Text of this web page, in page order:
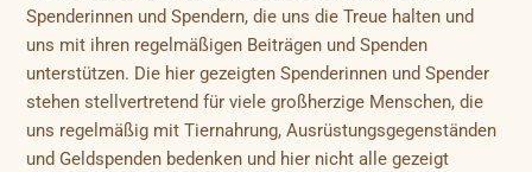
Spenderinnen und Spendern, die uns die Treue halten und
uns mit ihren regelmäßigen Beiträgen und Spenden
unterstützen. Die hier gezeigten Spenderinnen und Spender
stehen stellvertretend für viele großherzige Menschen, die
uns regelmäßig mit Tiernahrung, Ausrüstungsgegenständen
und Geldspenden bedenken und hier nicht alle gezeigt